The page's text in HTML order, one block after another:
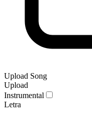
Upload Song
Upload
Instrumental
Letra